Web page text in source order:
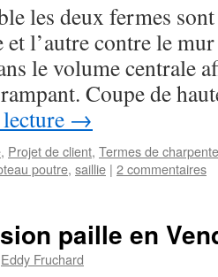
les deux fermes
et l’autre contre le
le volume centrale
Coupe de
→
, Projet de client, Termes de charpente
poutre, saillie | 2 commentaires
paille en
Eddy Fruchard